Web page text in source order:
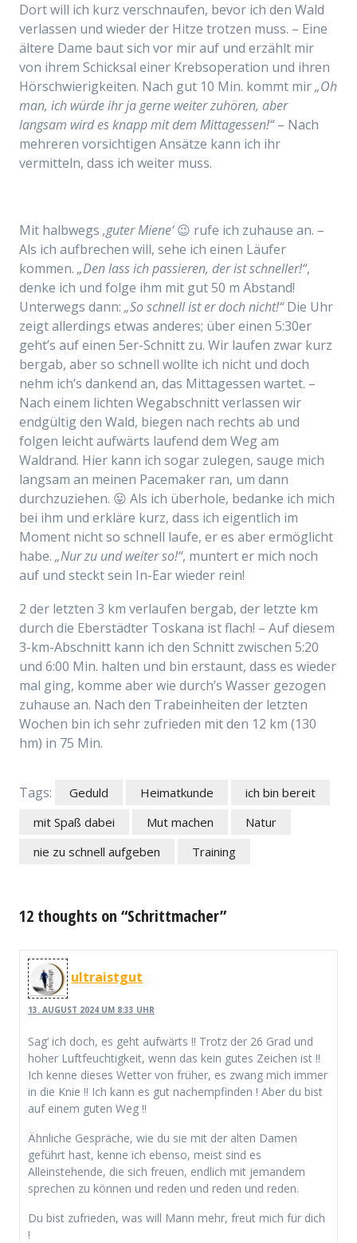
Dort will ich kurz verschnaufen, bevor ich den Wald
verlassen und wieder der Hitze trotzen muss. – Eine
ältere Dame baut sich vor mir auf und erzählt mir
von ihrem Schicksal einer Krebsoperation und ihren
Hörschwierigkeiten. Nach gut 10 Min. kommt mir„Oh
man, ich würde ihr ja gerne weiter zuhören, aber
langsam wird es knapp mit dem Mittagessen!“– Nach
mehreren vorsichtigen Ansätze kann ich ihr
vermitteln, dass ich weiter muss.
Mit halbwegs ‚guter Miene‘😉 rufe ich zuhause an. –
Als ich aufbrechen will, sehe ich einen Läufer
kommen. „Den lass ich passieren, der ist schneller!“,
denke ich und folge ihm mit gut 50 m Abstand!
Unterwegs dann: „So schnell ist er doch nicht!“Die Uhr
zeigt allerdings etwas anderes; über einen 5:30er
geht’s auf einen 5er-Schnitt zu. Wir laufen zwar kurz
bergab, aber so schnell wollte ich nicht und doch
nehm ich’s dankend an, das Mittagessen wartet. –
Nach einem lichten Wegabschnitt verlassen wir
endgültig den Wald, biegen nach rechts ab und
folgen leicht aufwärts laufend dem Weg am
Waldrand. Hier kann ich sogar zulegen, sauge mich
langsam an meinen Pacemaker ran, um dann
durchzuziehen. 😛 Als ich überhole, bedanke ich mich
bei ihm und erkläre kurz, dass ich eigentlich im
Moment nicht so schnell laufe, er es aber ermöglicht
habe. „Nur zu und weiter so!“, muntert er mich noch
auf und steckt sein In-Ear wieder rein!
2 der letzten 3 km verlaufen bergab, der letzte km
durch die Eberstädter Toskana ist flach! – Auf diesem
3-km-Abschnitt kann ich den Schnitt zwischen 5:20
und 6:00 Min. halten und bin erstaunt, dass es wieder
mal ging, komme aber wie durch’s Wasser gezogen
zuhause an. Nach den Trabeinheiten der letzten
Wochen bin ich sehr zufrieden mit den 12 km (130
hm) in 75 Min.
Tags: Geduld Heimatkunde
ich bin bereit
mit Spaß dabei
Mut machen
Natur
nie zu schnell aufgeben
Training
12 thoughts on “Schrittmacher”
ultraistgut
13. AUGUST 2024 UM 8:33 UHR
Sag‘ ich doch, es geht aufwärts !! Trotz der 26 Grad und
hoher Luftfeuchtigkeit, wenn das kein gutes Zeichen ist !!
Ich kenne dieses Wetter von früher, es zwang mich immer
in die Knie !! Ich kann es gut nachempfinden ! Aber du bist
auf einem guten Weg !!
Ähnliche Gespräche, wie du sie mit der alten Damen
geführt hast, kenne ich ebenso, meist sind es
Alleinstehende, die sich freuen, endlich mit jemandem
sprechen zu können und reden und reden und reden.
Du bist zufrieden, was will Mann mehr, freut mich für dich
!